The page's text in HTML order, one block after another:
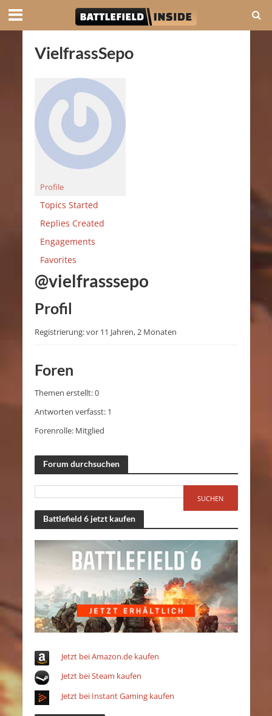
VielfrassSepo
Profile
Topics Started
Replies Created
Engagements
Favorites
@vielfrasssepo
Profil
Registrierung: vor 11 Jahren, 2 Monaten
Foren
Themen erstellt: 0
Antworten verfasst: 1
Forenrolle: Mitglied
Forum durchsuchen
Battlefield 6 jetzt kaufen
Jetzt bei Amazon.de kaufen
Jetzt bei Steam kaufen
Jetzt bei Instant Gaming kaufen